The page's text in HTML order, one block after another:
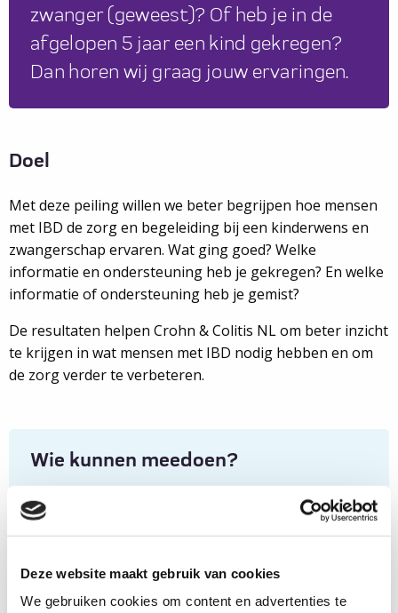
Deze website maakt gebruik van cookies
We gebruiken cookies om content en advertenties te
zwanger (geweest)? Of heb je in de
afgelopen 5 jaar een kind gekregen?
Dan horen wij graag jouw ervaringen.
Doel
Met deze peiling willen we beter begrijpen hoe mensen
met IBD de zorg en begeleiding bij een kinderwens en
zwangerschap ervaren. Wat ging goed? Welke
informatie en ondersteuning heb je gekregen? En welke
informatie of ondersteuning heb je gemist?
De resultaten helpen Crohn & Colitis NL om beter inzicht
te krijgen in wat mensen met IBD nodig hebben en om
de zorg verder te verbeteren.
Wie kunnen meedoen?
Deze vragenlijst is voor vrouwen én mannen.
Meedoen
De vragenlijst bestaat uit 18 vragen en het
invullen duurt ongeveer 5 tot 10 minuten.